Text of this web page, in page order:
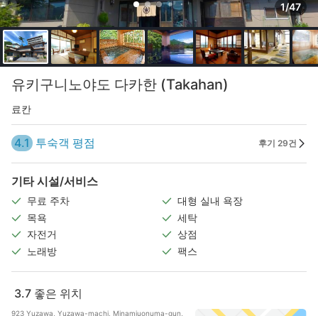
1/47
유키구니노야도 다카한 (Takahan)
료칸
4.1 투숙객 평점 후기 29건
기타 시설/서비스
무료 주차
대형 실내 욕장
목욕
세탁
자전거
상점
노래방
팩스
3.7 좋은 위치
923 Yuzawa, Yuzawa-machi, Minamiuonuma-gun,